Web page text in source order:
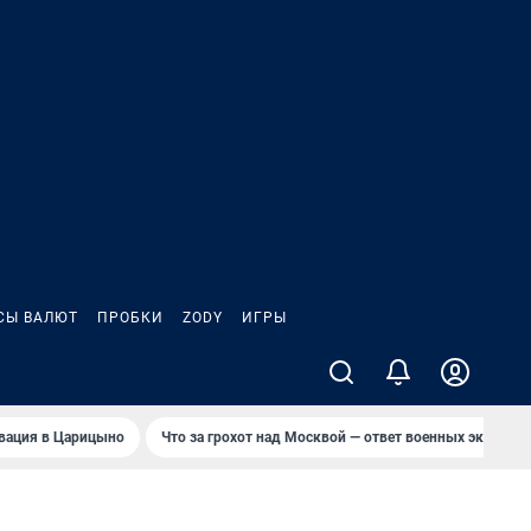
ВАЛЮТ ПРОБКИ ZODY ИГРЫ
в Царицыно Что за грохот над Москвой — ответ военных